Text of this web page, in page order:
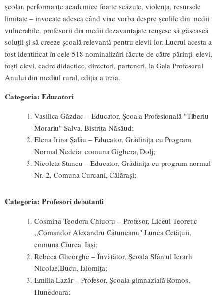
școlar, performanţe academice foarte scăzute, violenţa, resursele
limitate – invocate adesea când vine vorba despre școlile din medii
vulnerabile, profesorii din medii dezavantajate reușesc să găsească
soluții și să creeze școală relevantă pentru elevii lor. Lucrul acesta a
fost identificat în cele 518 nominalizări făcute de către părinți, elevi,
foști elevi, cadre didactice, directori, parteneri, la Gala Profesorul
Anului din mediul rural, ediția a treia.
Categoria: Educatori
Vasilica Găzdac – Educator, Școala Profesională "Tiberiu
Morariu" Salva, Bistriţa-Năsăud;
Elena Irina Șalău – Educator, Grădinița cu Program
Normal Nedeia, comuna Gighera, Dolj;
Nicoleta Stancu – Educator, Grădinița cu program normal
Nr. 2, Comuna Curcani, Călărași;
Categoria: Profesori debutanti
Cosmina Teodora Chiuoru – Profesor, Liceul Teoretic
,,Comandor Alexandru Cătuneanu" Lunca Cetățuii,
comuna Ciurea, Iași;
Rebeca Gheorghe – Învățător, Școala Sfântul Ierarh
Nicolae,Bucu, Ialomița;
Emilia Lazăr – Profesor, Școala gimnazială Romos,
Hunedoara;